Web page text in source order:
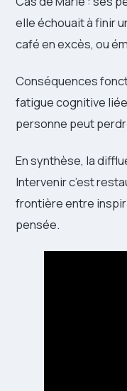
elle échouait à finir
café en excès, ou
Conséquences
fatigue cognitive
personne peut
En synthèse, la
Intervenir c’est
frontière entre
pensée.